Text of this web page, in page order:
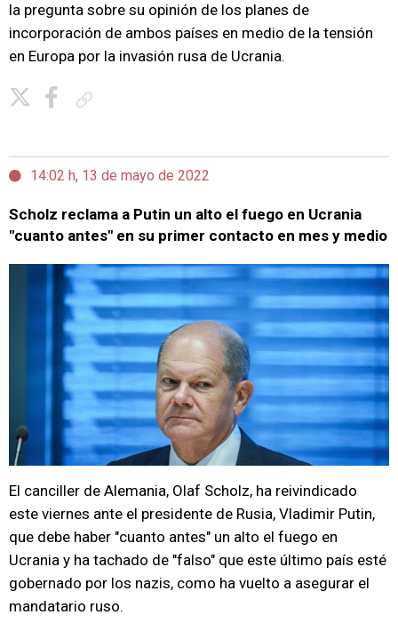
la pregunta sobre su opinión de los planes de
incorporación de ambos países en medio de la tensión
en Europa por la invasión rusa de Ucrania.
14:02 h, 13 de mayo de 2022
Scholz reclama a Putin un alto el fuego en Ucrania
"cuanto antes" en su primer contacto en mes y medio
El canciller de Alemania, Olaf Scholz, ha reivindicado
este viernes ante el presidente de Rusia, Vladimir Putin,
que debe haber "cuanto antes" un alto el fuego en
Ucrania y ha tachado de "falso" que este último país esté
gobernado por los nazis, como ha vuelto a asegurar el
mandatario ruso.